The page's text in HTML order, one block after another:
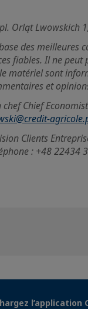
Orląt Lwowskich
des meilleures
fiables. Il ne
matériel sont
et
chef Chief
Clients
: +48 22434
l’application